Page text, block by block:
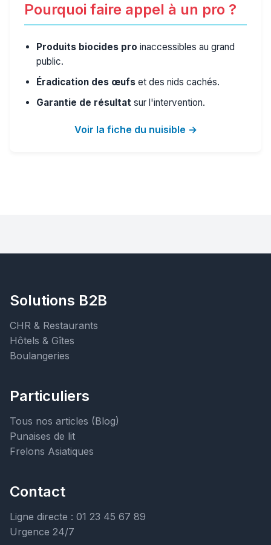
Pourquoi faire appel à un pro ?
Produits biocides pro inaccessibles au grand
public.
Éradication des œufs et des nids cachés.
Garantie de résultat sur l'intervention.
Voir la fiche du nuisible →
Solutions B2B
CHR & Restaurants
Hôtels & Gîtes
Boulangeries
Particuliers
Tous nos articles (Blog)
Punaises de lit
Frelons Asiatiques
Contact
Ligne directe : 01 23 45 67 89
Urgence 24/7